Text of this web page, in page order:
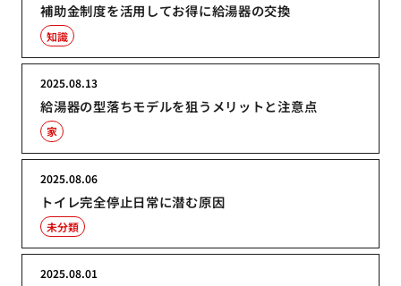
補助金制度を活用してお得に給湯器の交換
知識
給湯器の型落ちモデルを狙うメリットと注意点
2025.08.13
家
トイレ完全停止日常に潜む原因
2025.08.06
未分類
2025.08.01